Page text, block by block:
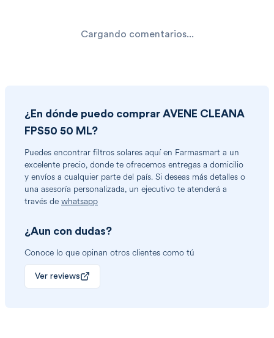
Cargando comentarios...
¿En dónde puedo comprar AVENE CLEANA
FPS50 50 ML?
Puedes encontrar filtros solares aquí en Farmasmart a un
excelente precio, donde te ofrecemos entregas a domicilio
y envíos a cualquier parte del país. Si deseas más detalles o
una asesoría personalizada, un ejecutivo te atenderá a
través de whatsapp
¿Aun con dudas?
Conoce lo que opinan otros clientes como tú
Ver reviews